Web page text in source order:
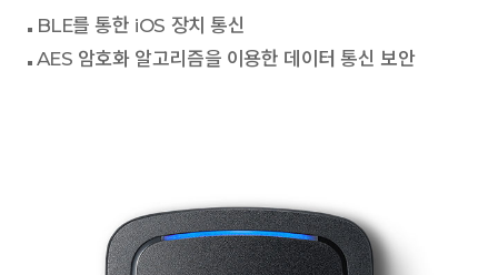
BLE를 통한 iOS 장치 통신
AES 암호화 알고리즘을 이용한 데이터 통신 보안